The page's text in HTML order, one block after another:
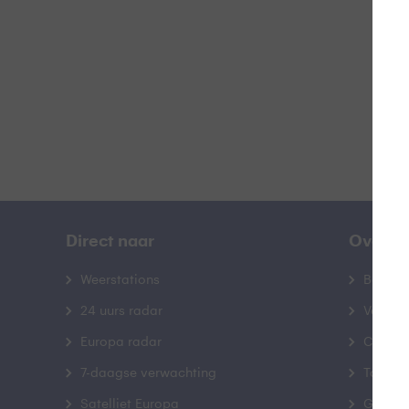
Direct naar
Weerstations
24 uurs radar
Europa radar
7-daagse verwachting
Satelliet Europa
Over
Contact